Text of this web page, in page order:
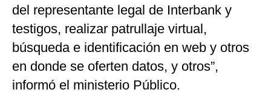
del representante legal de Interbank y
testigos, realizar patrullaje virtual,
búsqueda e identificación en web y otros
en donde se oferten datos, y otros”,
informó el ministerio Público.